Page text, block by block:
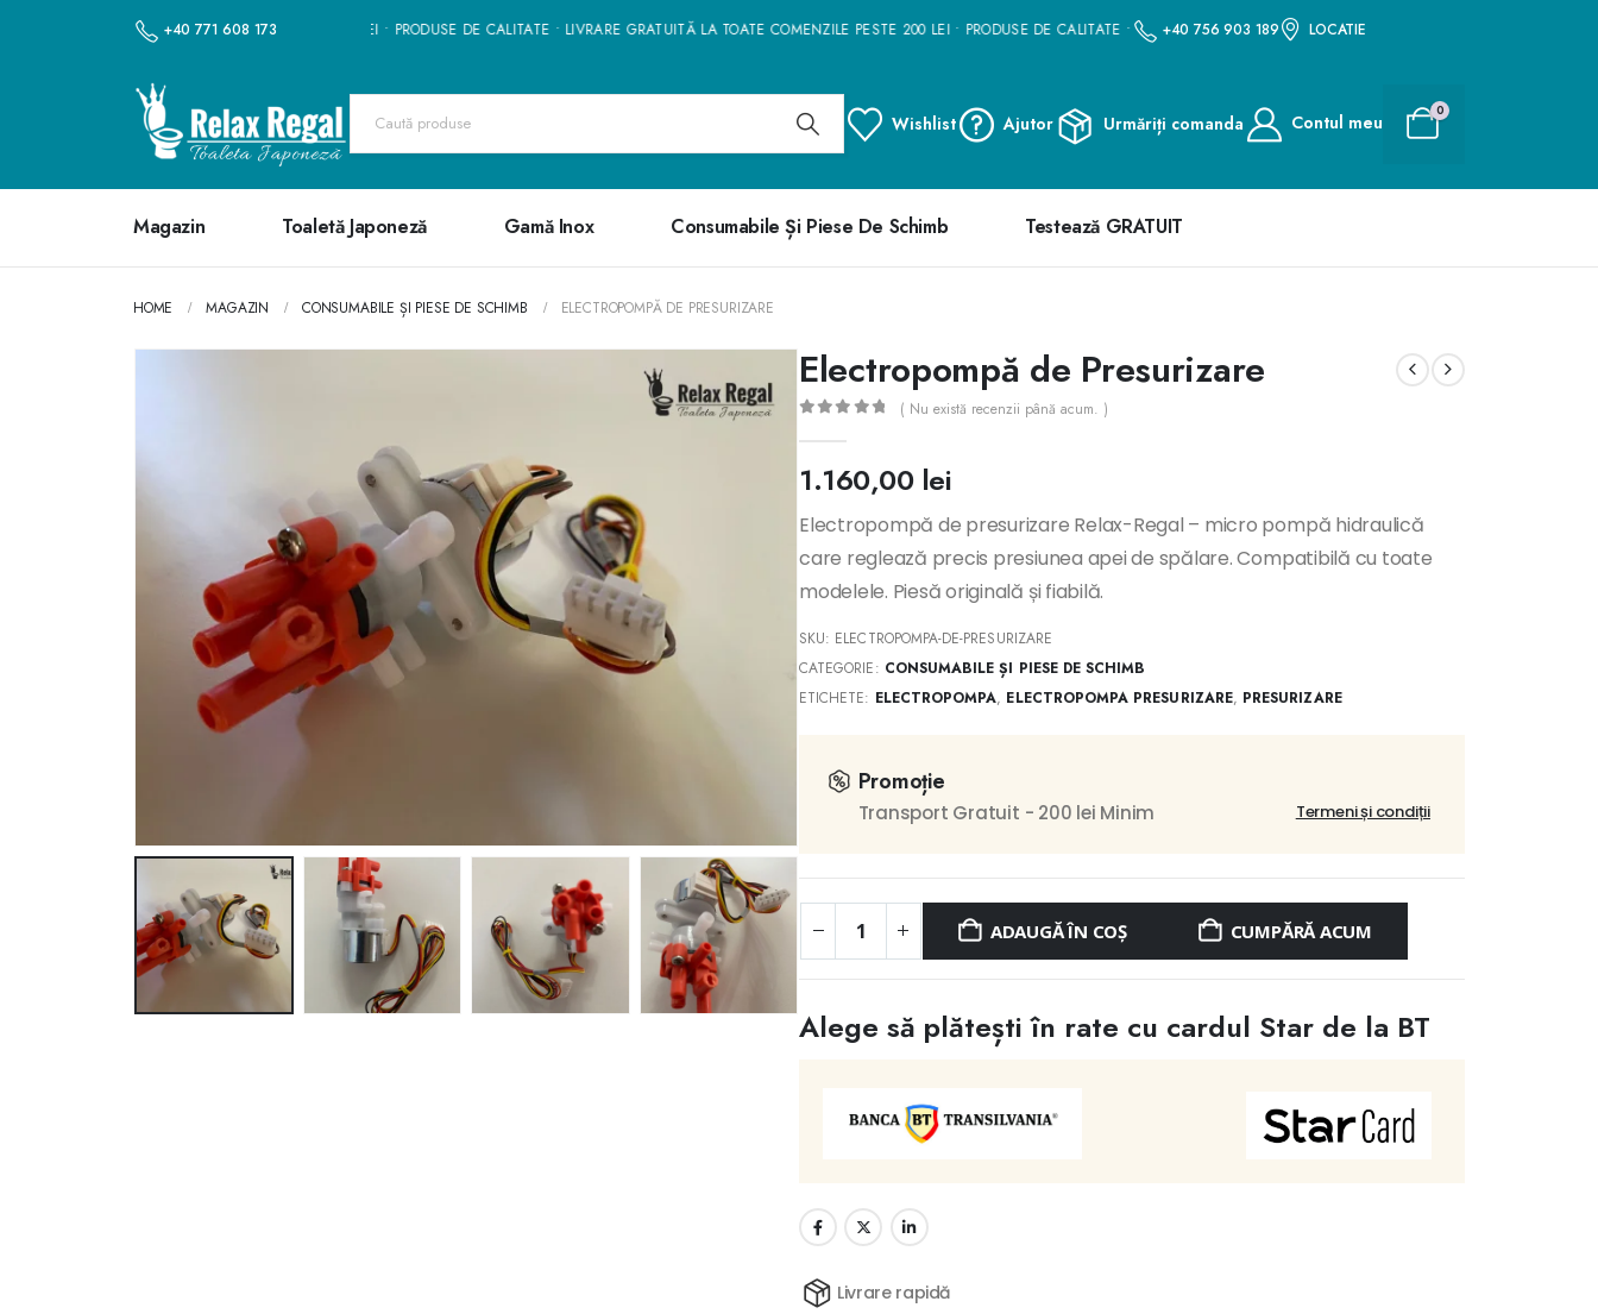
+40 771 608 173
GRATUITĂ LA TOATE COMENZILE PESTE 200 LEI • PRODUSE DE CALITATE • LIVRARE GRATUITĂ LA TOATE COMENZILE PESTE 200 LEI • PRODUSE DE CALITATE •LIVRARE GRATUITĂ LA TOATE COMENZILE PESTE 200 LEI •
+40 756 903 189 LOCATIE
Wishlist Ajutor Urmăriți comanda Contul meu
0
Magazin Toaletă Japoneză Gamă Inox Consumabile Și Piese De Schimb Testează GRATUIT
HOME MAGAZIN CONSUMABILE ȘI PIESE DE SCHIMB ELECTROPOMPĂ DE PRESURIZARE
Electropompă de Presurizare
( Nu există recenzii până acum. )
1.160,00 lei
Electropompă de presurizare Relax-Regal – micro pompă hidraulică
care reglează precis presiunea apei de spălare. Compatibilă cu toate
modelele. Piesă originală și fiabilă.
SKU: ELECTROPOMPA-DE-PRESURIZARE
CATEGORIE: CONSUMABILE ȘI PIESE DE SCHIMB
ETICHETE: ELECTROPOMPA, ELECTROPOMPA PRESURIZARE, PRESURIZARE
Promoție
Transport Gratuit - 200 lei Minim Termeni și condiții
ADAUGĂ ÎN COȘ CUMPĂRĂ ACUM
Alege să plătești în rate cu cardul Star de la BT
Livrare rapidă